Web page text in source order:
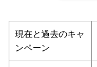
現在と過去のキャ
ンペーン